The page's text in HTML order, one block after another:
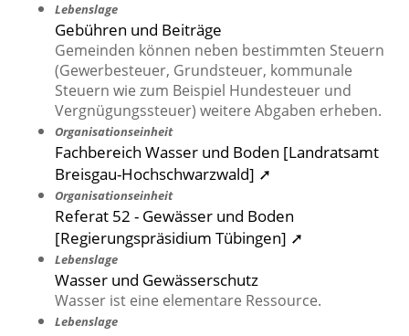
Lebenslage
Gebühren und Beiträge
Gemeinden können neben bestimmten Steuern
(Gewerbesteuer, Grundsteuer, kommunale
Steuern wie zum Beispiel Hundesteuer und
Vergnügungssteuer) weitere Abgaben erheben.
Organisationseinheit
Fachbereich Wasser und Boden [Landratsamt
Breisgau-Hochschwarzwald] ➚
Organisationseinheit
Referat 52 - Gewässer und Boden
[Regierungspräsidium Tübingen] ➚
Lebenslage
Wasser und Gewässerschutz
Wasser ist eine elementare Ressource.
Lebenslage